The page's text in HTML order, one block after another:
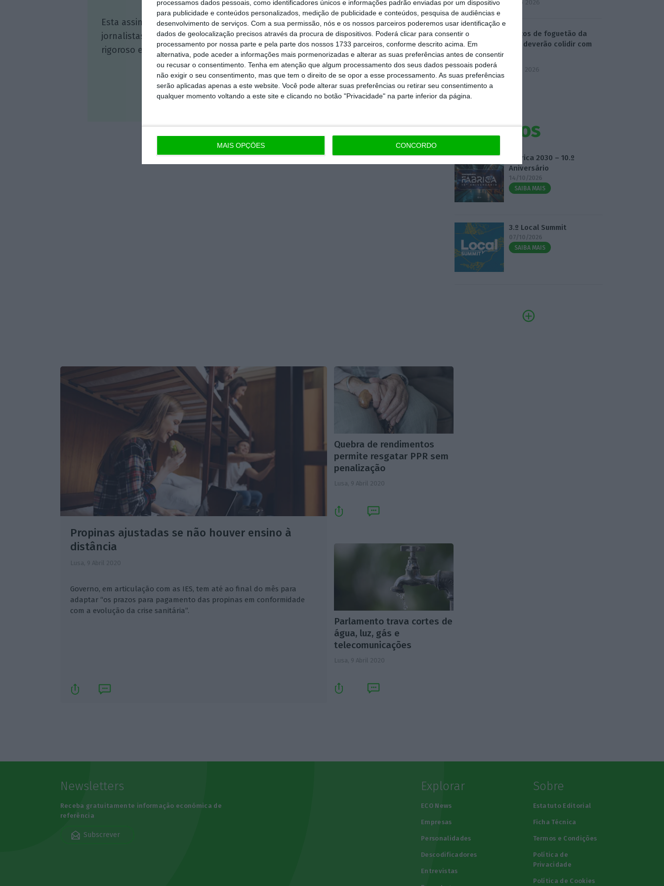
processamos dados pessoais, como identificadores únicos e informações padrão enviadas por um dispositivo
para publicidade e conteúdos personalizados, medição de publicidade e conteúdos, pesquisa de audiências e
desenvolvimento de serviços. Com a sua permissão, nós e os nossos parceiros poderemos usar identificação e
dados de geolocalização precisos através da procura de dispositivos. Poderá clicar para consentir o
processamento por nossa parte e pela parte dos nossos 1733 parceiros, conforme descrito acima. Em
alternativa, pode aceder a informações mais pormenorizadas e alterar as suas preferências antes de consentir
ou recusar o consentimento. Tenha em atenção que algum processamento dos seus dados pessoais poderá
não exigir o seu consentimento, mas que tem o direito de se opor a esse processamento. As suas preferências
serão aplicadas apenas a este website. Você pode alterar suas preferências ou retirar seu consentimento a
qualquer momento voltando a este site e clicando no botão "Privacidade" na parte inferior da página.
MAIS OPÇÕES CONCORDO
Esta assinatura é uma forma de apoiar o ECO e os seus
jornalistas. A nossa contrapartida é o jornalismo independente,
rigoroso e credível.
4 Agosto 2026
Destroços de foguetão da
SpaceX deverão colidir com
Lua
5 Agosto 2026
Eventos
Fábrica 2030 – 10.º
Aniversário
14/10/2026
SAIBA MAIS
3.º Local Summit
07/10/2026
SAIBA MAIS
Propinas ajustadas se não houver ensino à
distância
Lusa, 9 Abril 2020
Governo, em articulação com as IES, tem até ao final do mês para
adaptar “os prazos para pagamento das propinas em conformidade
com a evolução da crise sanitária”.
Quebra de rendimentos
permite resgatar PPR sem
penalização
Lusa, 9 Abril 2020
Parlamento trava cortes de
água, luz, gás e
telecomunicações
Lusa, 9 Abril 2020
Newsletters
Receba gratuitamente informação económica de
referência
Subscrever
Explorar
ECO News
Empresas
Personalidades
Descodificadores
Entrevistas
Sobre
Estatuto Editorial
Ficha Técnica
Termos e Condições
Política de
Privacidade
Política de Cookies